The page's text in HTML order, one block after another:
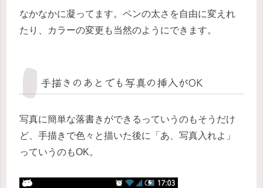
なかなかに凝ってます。ペンの太さを自由に変えれ
たり、カラーの変更も当然のようにできます。
手描きのあとでも写真の挿入がOK
写真に簡単な落書きができるっていうのもそうだけ
ど、手描きで色々と描いた後に「あ、写真入れよ」
っていうのもOK。